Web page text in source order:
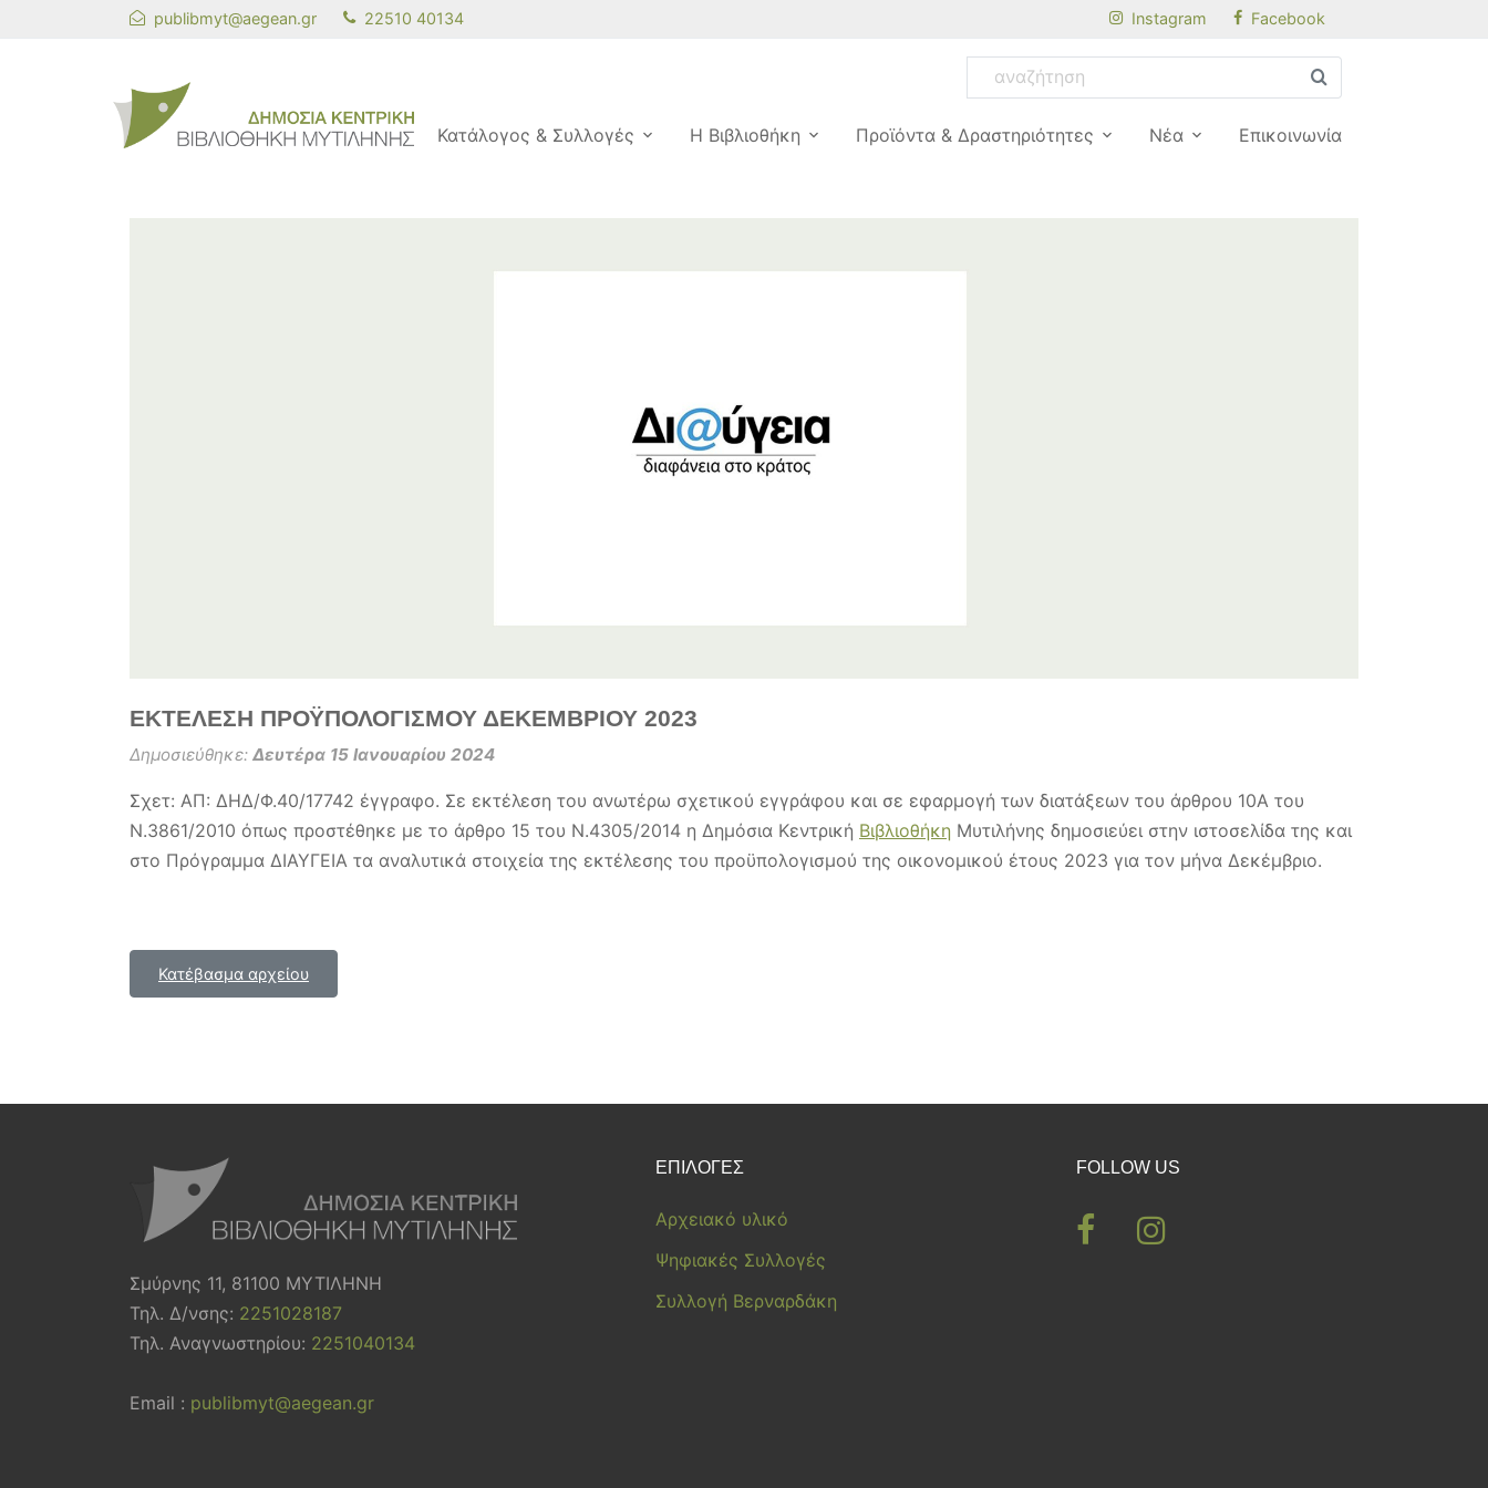
publibmyt@aegean.gr 22510 40134 Instagram Facebook
Κατάλογος & Συλλογές Η Βιβλιοθήκη Προϊόντα & Δραστηριότητες Νέα Επικοινωνία
ΕΚΤΕΛΕΣΗ ΠΡΟΫΠΟΛΟΓΙΣΜΟΥ ΔΕΚΕΜΒΡΙΟΥ 2023
Δημοσιεύθηκε: Δευτέρα 15 Ιανουαρίου 2024
Σχετ: ΑΠ: ΔΗΔ/Φ.40/17742 έγγραφο. Σε εκτέλεση του ανωτέρω σχετικού εγγράφου και σε εφαρμογή των διατάξεων του άρθρου 10Α του
Ν.3861/2010 όπως προστέθηκε με το άρθρο 15 του Ν.4305/2014 η Δημόσια Κεντρική Βιβλιοθήκη Μυτιλήνης δημοσιεύει στην ιστοσελίδα της και
στο Πρόγραμμα ΔΙΑΥΓΕΙΑ τα αναλυτικά στοιχεία της εκτέλεσης του προϋπολογισμού της οικονομικού έτους 2023 για τον μήνα Δεκέμβριο.
Κατέβασμα αρχείου
Σμύρνης 11, 81100 ΜΥΤΙΛΗΝΗ
Τηλ. Δ/νσης: 2251028187
Τηλ. Αναγνωστηρίου: 2251040134
Email : publibmyt@aegean.gr
ΕΠΙΛΟΓΕΣ
Αρχειακό υλικό
Ψηφιακές Συλλογές
Συλλογή Βερναρδάκη
FOLLOW US